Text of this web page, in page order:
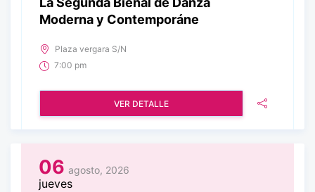
Moderna y Contemporáne
Plaza vergara S/N
7:00 pm
VER DETALLE
06 agosto, 2026
jueves